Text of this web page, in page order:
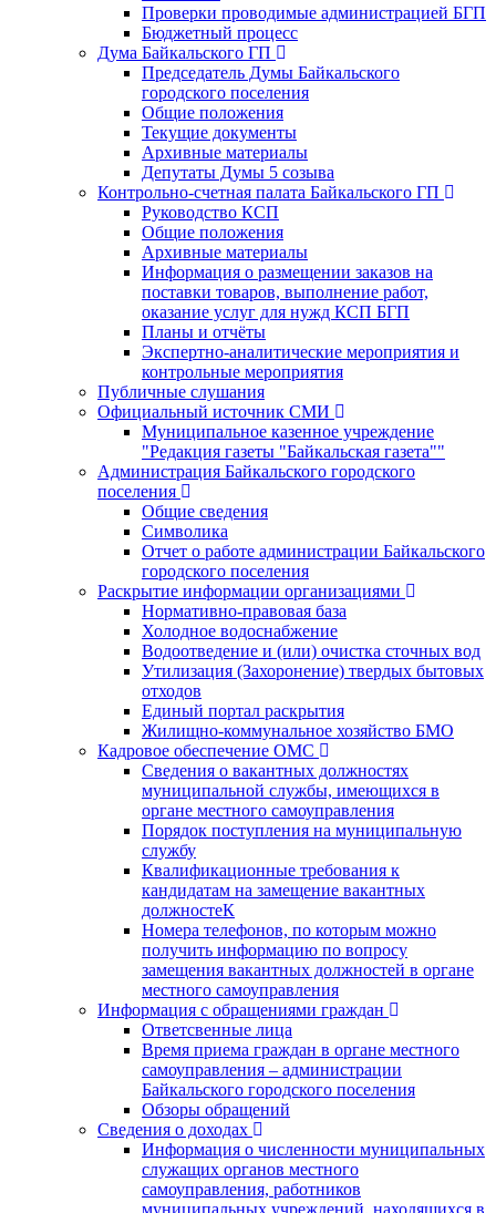
Проверки проводимые администрацией БГП
Бюджетный процесс
Дума Байкальского ГП
Председатель Думы Байкальского
городского поселения
Общие положения
Текущие документы
Архивные материалы
Депутаты Думы 5 созыва
Контрольно-счетная палата Байкальского ГП
Руководство КСП
Общие положения
Архивные материалы
Информация о размещении заказов на
поставки товаров, выполнение работ,
оказание услуг для нужд КСП БГП
Планы и отчёты
Экспертно-аналитические мероприятия и
контрольные мероприятия
Публичные слушания
Официальный источник СМИ
Муниципальное казенное учреждение
"Редакция газеты "Байкальская газета""
Администрация Байкальского городского
поселения
Общие сведения
Символика
Отчет о работе администрации Байкальского
городского поселения
Раскрытие информации организациями
Нормативно-правовая база
Холодное водоснабжение
Водоотведение и (или) очистка сточных вод
Утилизация (Захоронение) твердых бытовых
отходов
Единый портал раскрытия
Жилищно-коммунальное хозяйство БМО
Кадровое обеспечение ОМС
Сведения о вакантных должностях
муниципальной службы, имеющихся в
органе местного самоуправления
Порядок поступления на муниципальную
службу
Квалификационные требования к
кандидатам на замещение вакантных
должностеК
Номера телефонов, по которым можно
получить информацию по вопросу
замещения вакантных должностей в органе
местного самоуправления
Информация с обращениями граждан
Ответсвенные лица
Время приема граждан в органе местного
самоуправления – администрации
Байкальского городского поселения
Обзоры обращений
Сведения о доходах
Информация о численности муниципальных
служащих органов местного
самоуправления, работников
муниципальных учреждений, находящихся в